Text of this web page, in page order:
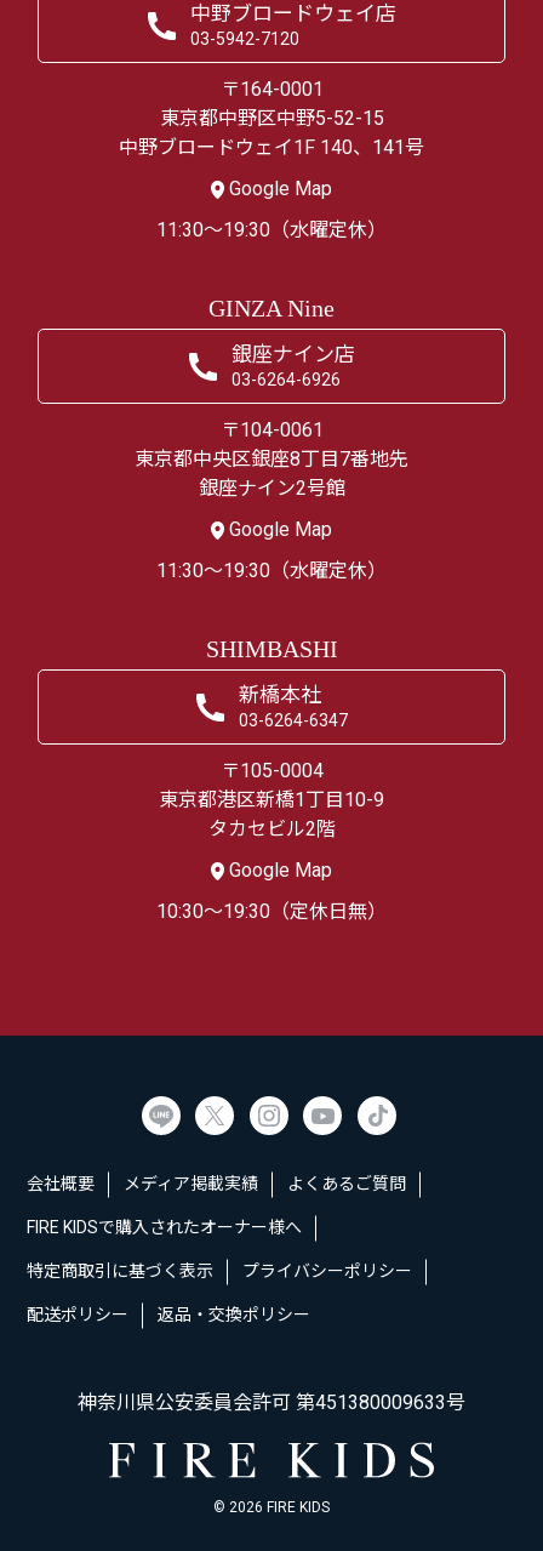
中野ブロードウェイ店
03-5942-7120
〒164-0001
東京都中野区中野5-52-15
中野ブロードウェイ1F 140、141号
Google Map
11:30～19:30（水曜定休）
GINZA Nine
銀座ナイン店
03-6264-6926
〒104-0061
東京都中央区銀座8丁目7番地先
銀座ナイン2号館
Google Map
11:30～19:30（水曜定休）
SHIMBASHI
新橋本社
03-6264-6347
〒105-0004
東京都港区新橋1丁目10-9
タカセビル2階
Google Map
10:30～19:30（定休日無）
会社概要 メディア掲載実績 よくあるご質問
FIRE KIDSで購入されたオーナー様へ
特定商取引に基づく表示 プライバシーポリシー
配送ポリシー 返品・交換ポリシー
神奈川県公安委員会許可 第451380009633号
© 2026 FIRE KIDS